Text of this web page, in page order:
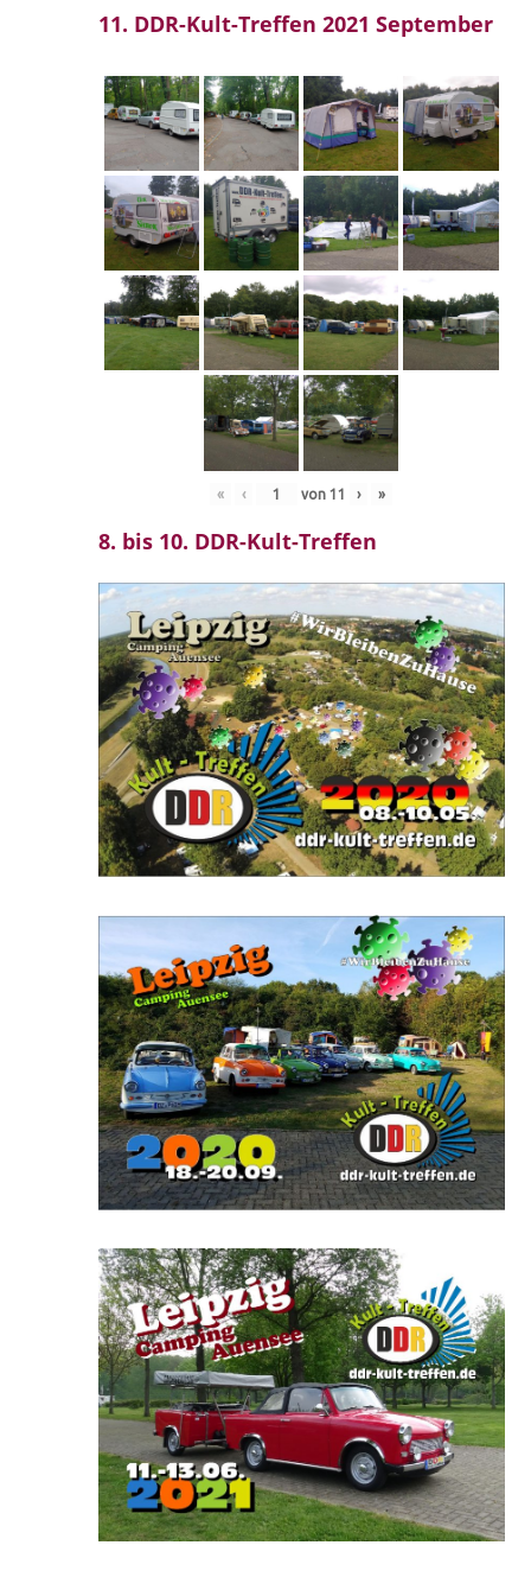
11. DDR-Kult-Treffen 2021 September
« ‹ von 11 › »
8. bis 10. DDR-Kult-Treffen